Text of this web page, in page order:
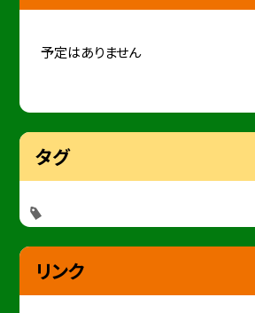
予定はありません
タグ
リンク